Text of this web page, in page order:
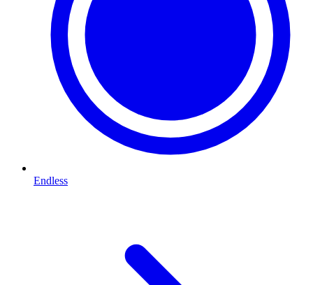
Endless